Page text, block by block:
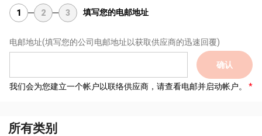
1 2 3 填写您的电邮地址
电邮地址(填写您的公司电邮地址以获取供应商的迅速回覆)
确认
我们会为您建立一个帐户以联络供应商，请查看电邮并启动帐户。
所有类别